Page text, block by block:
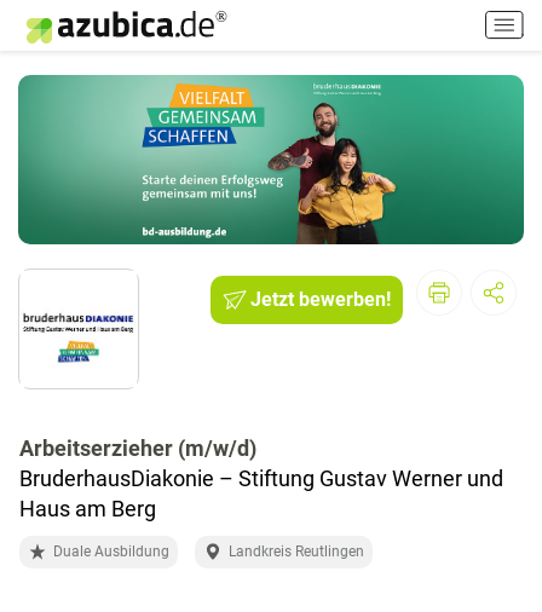
H
a
u
i
s
Jetzt bewerben!
Arbeitserzieher (m/w/d)
BruderhausDiakonie – Stiftung Gustav Werner und
Haus am Berg
Duale Ausbildung Landkreis Reutlingen